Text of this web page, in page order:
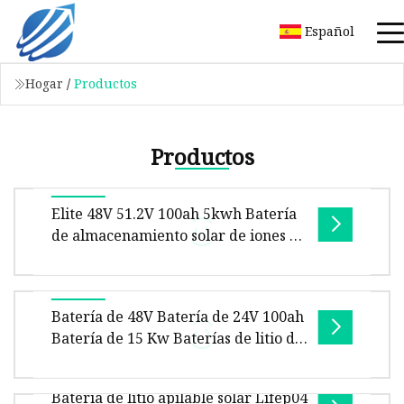
Español
Hogar / Productos
Productos
Elite 48V 51.2V 100ah 5kwh Batería
de almacenamiento solar de iones de
Paquete de batería LiFePO4 Batería
de iones de litio montada en bastidor
Tamaño del paquete por unidad de producto
75.00cm * 55.00cm * 35.00cm Peso bruto por
Batería de 48V Batería de 24V 100ah
Batería de 15 Kw Baterías de litio de
litio de 96V Batería de alimentación
Batería de litio apilable solar Lifep04